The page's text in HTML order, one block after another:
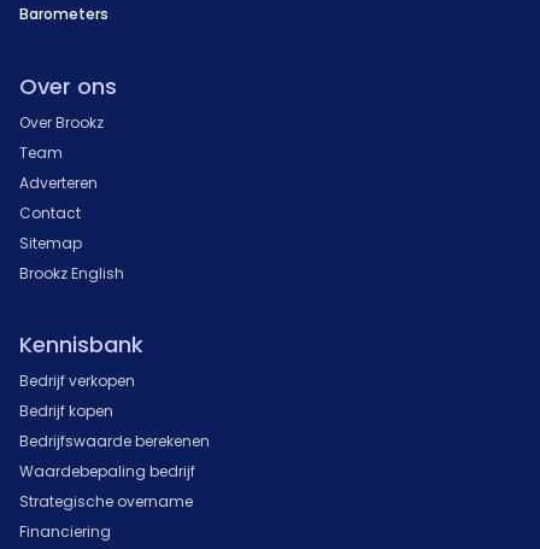
Barometers
Over ons
Over Brookz
Team
Adverteren
Contact
Sitemap
Brookz English
Kennisbank
Bedrijf verkopen
Bedrijf kopen
Bedrijfswaarde berekenen
Waardebepaling bedrijf
Strategische overname
Financiering